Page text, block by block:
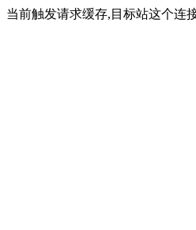
当前触发请求缓存,目标站这个连